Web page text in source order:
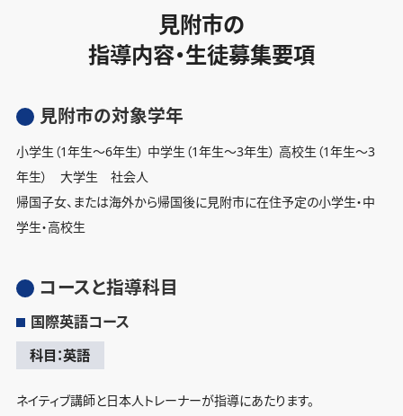
見附市の
指導内容・生徒募集要項
見附市の対象学年
小学生（1年生〜6年生） 中学生（1年生〜3年生） 高校生（1年生〜3
年生） 大学生 社会人
帰国子女、または海外から帰国後に見附市に在住予定の小学生・中
学生・高校生
コースと指導科目
国際英語コース
科目：英語
ネイティブ講師と日本人トレーナーが指導にあたります。